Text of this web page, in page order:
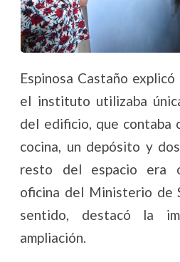
Espinosa Castaño
el instituto utilizaba
del edificio, que contaba
cocina, un depósito y
resto del espacio era
oficina del Ministerio de
sentido, destacó la
ampliación.